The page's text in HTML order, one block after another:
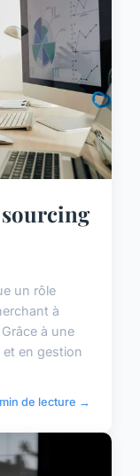
un rôle
à
à une
en gestion
de lecture →